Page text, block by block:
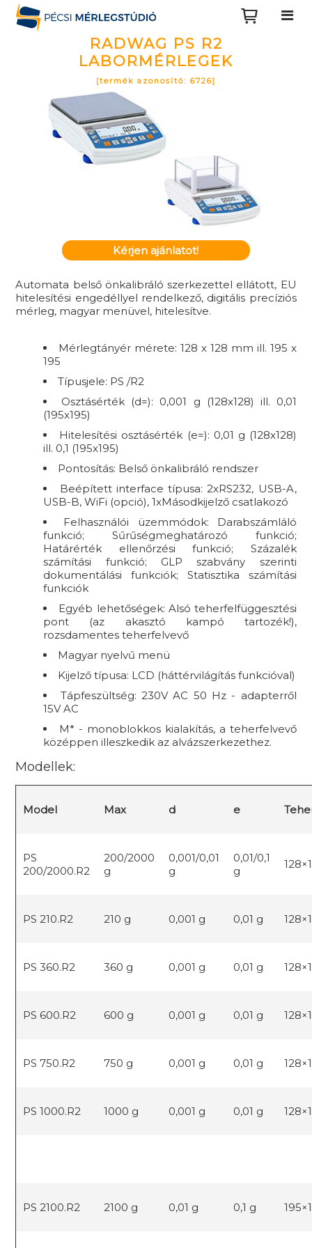
RADWAG PS R2
LABORMÉRLEGEK
[termék azonosító: 6726]
Kérjen ajánlatot!
Automata belső önkalibráló szerkezettel ellátott, EU
hitelesítési engedéllyel rendelkező, digitális precíziós
mérleg, magyar menüvel, hitelesítve.
Mérlegtányér mérete: 128 x 128 mm ill. 195 x
195
Típusjele: PS /R2
Osztásérték (d=): 0,001 g (128x128) ill. 0,01
(195x195)
Hitelesítési osztásérték (e=): 0,01 g (128x128)
ill. 0,1 (195x195)
Pontosítás: Belső önkalibráló rendszer
Beépített interface típusa: 2xRS232, USB-A,
USB-B, WiFi (opció), 1xMásodkijelző csatlakozó
Felhasználói üzemmódok: Darabszámláló
funkció; Sűrűségmeghatározó funkció;
Határérték ellenőrzési funkció; Százalék
számítási funkció; GLP szabvány szerinti
dokumentálási funkciók; Statisztika számítási
funkciók
Egyéb lehetőségek: Alsó teherfelfüggesztési
pont (az akasztó kampó tartozék!),
rozsdamentes teherfelvevő
Magyar nyelvű menü
Kijelző típusa: LCD (háttérvilágítás funkcióval)
Tápfeszültség: 230V AC 50 Hz - adapterről
15V AC
M* - monoblokkos kialakítás, a teherfelvevő
középpen illeszkedik az alvázszerkezethez.
Modellek:
Model Max d e
PS
200/2000.R2
200/2000
g
0,001/0,01
g
0,01/0,1
g
PS 210.R2 210 g 0,001 g 0,01 g
PS 360.R2 360 g 0,001 g 0,01 g
PS 600.R2 600 g 0,001 g 0,01 g
PS 750.R2 750 g 0,001 g 0,01 g
PS 1000.R2 1000 g 0,001 g 0,01 g
PS 2100.R2 2100 g 0,01 g 0,1 g